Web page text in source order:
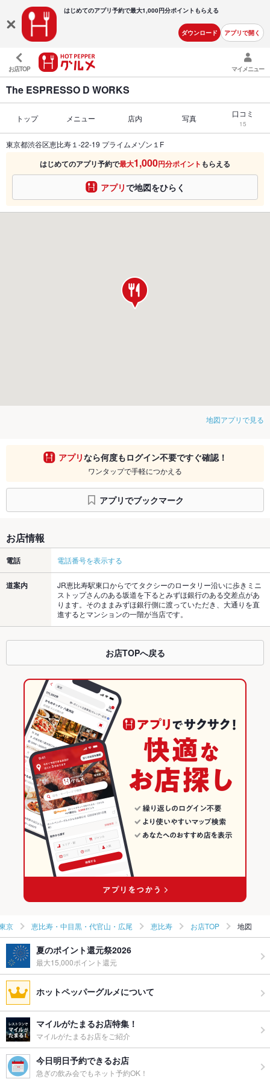
はじめてのアプリ予約で最大1,000円分ポイントもらえる
ダウンロード アプリで開く
お店TOP マイメニュー
The ESPRESSO D WORKS
トップ メニュー 店内 写真 口コミ
15
東京都渋谷区恵比寿１-22-19 プライムメゾン１F
はじめてのアプリ予約で最大1,000円分ポイント もらえる
アプリで地図をひらく
地図アプリで見る
アプリなら何度もログイン不要ですぐ確認！
ワンタップで手軽につかえる
アプリでブックマーク
お店情報
電話 電話番号を表示する
道案内
JR恵比寿駅東口からでてタクシーのロータリー沿いに歩きミニ
ストップさんのある坂道を下るとみずほ銀行のある交差点があ
ります。そのままみずほ銀行側に渡っていただき、大通りを直
進するとマンションの一階が当店です。
お店TOPへ戻る
京 恵比寿・中目黒・代官山・広尾 恵比寿 お店TOP 地図
夏のポイント還元祭2026
最大15,000ポイント還元
ホットペッパーグルメについて
マイルがたまるお店特集！
マイルがたまるお店をご紹介
今日明日予約できるお店
急ぎの飲み会でもネット予約OK！